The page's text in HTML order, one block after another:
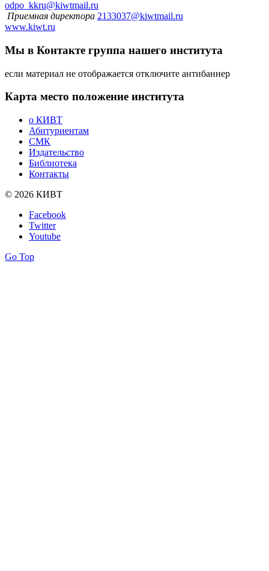
odpo_kkru@kiwtmail.ru
Приемная директора 2133037@kiwtmail.ru
www.kiwt.ru
Мы в Контакте группа нашего института
если материал не отображается отключите антибаннер
Карта место положение института
о КИВТ
Абитуриентам
СМК
Издательство
Библиотека
Контакты
© 2026 КИВТ
Facebook
Twitter
Youtube
Go Top